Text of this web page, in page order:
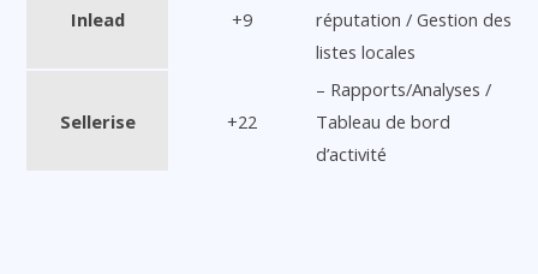
Inlead +9
réputation / Gestion des
listes locales
Sellerise +22
– Rapports/Analyses /
Tableau de bord
d’activité